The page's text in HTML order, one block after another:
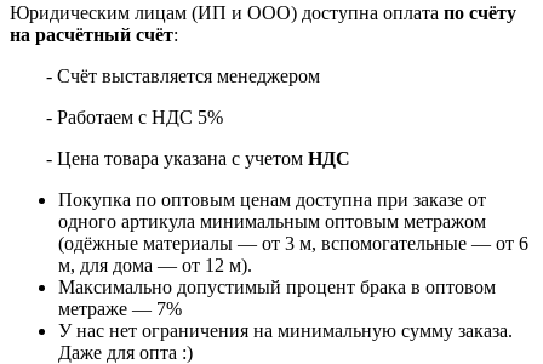
Юридическим лицам (ИП и ООО) доступна оплата по счёту
на расчётный счёт:
- Счёт выставляется менеджером
- Работаем с НДС 5%
- Цена товара указана с учетом НДС
Покупка по оптовым ценам доступна при заказе от
одного артикула минимальным оптовым метражом
(одёжные материалы — от 3 м, вспомогательные — от 6
м, для дома — от 12 м).
Максимально допустимый процент брака в оптовом
метраже — 7%
У нас нет ограничения на минимальную сумму заказа.
Даже для опта :)